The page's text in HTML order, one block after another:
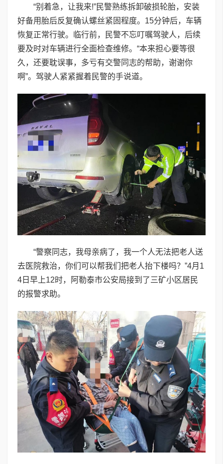
“别着急，让我来!”民警熟练拆卸破损轮胎，安装
好备用胎后反复确认螺丝紧固程度。15分钟后，车辆
恢复正常行驶。临行前，民警不忘叮嘱驾驶人，后续
要及时对车辆进行全面检查维修。“本来担心要等很
久，还要耽误事，多亏有交警同志的帮助，谢谢你
啊”。驾驶人紧紧握着民警的手说道。
“警察同志，我母亲病了，我一个人无法把老人送
去医院救治，你们可以帮我们把老人抬下楼吗？”4月1
4日早上12时，阿勒泰市公安局接到了三矿小区居民
的报警求助。